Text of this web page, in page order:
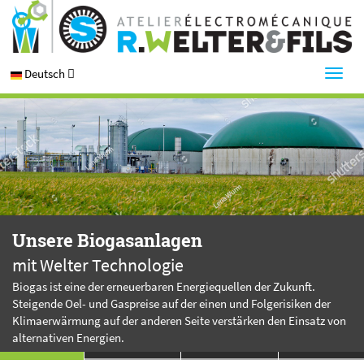
Deutsch
Unsere Biogasanlagen
mit Welter Technologie
Biogas ist eine der erneuerbaren Energiequellen der Zukunft.
Steigende Oel- und Gaspreise auf der einen und Folgerisiken der
Klimaerwärmung auf der anderen Seite verstärken den Einsatz von
alternativen Energien.